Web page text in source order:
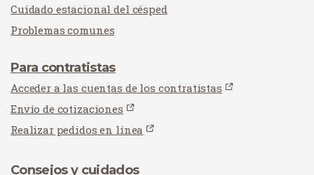
Cuidado estacional del césped
Problemas comunes
Para contratistas
Acceder a las cuentas de los contratistas
Envío de cotizaciones
Realizar pedidos en línea
Consejos y cuidados